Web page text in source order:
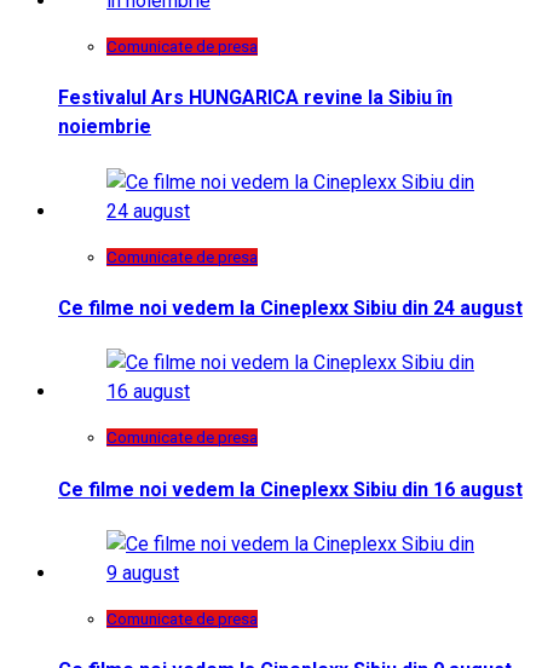
Comunicate de presa
Festivalul Ars HUNGARICA revine la Sibiu în
noiembrie
Comunicate de presa
Ce filme noi vedem la Cineplexx Sibiu din 24 august
Comunicate de presa
Ce filme noi vedem la Cineplexx Sibiu din 16 august
Comunicate de presa